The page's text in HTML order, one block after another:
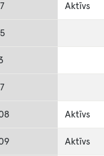
Aktīvs
Aktīvs
Aktīvs